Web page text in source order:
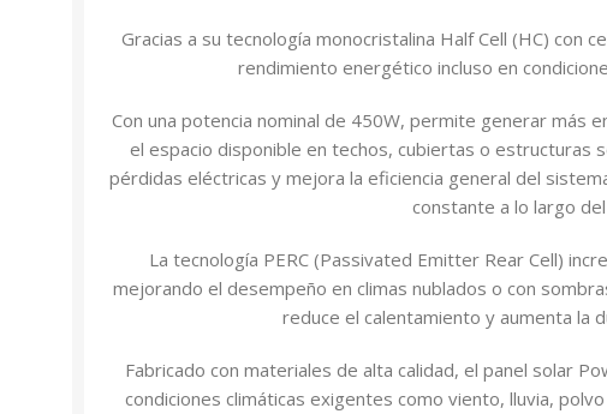
Gracias a su tecnología monocristalina Half Cell (HC) con
rendimiento energético incluso en
Con una potencia nominal de 450W, permite generar más
el espacio disponible en techos, cubiertas o estructuras
pérdidas eléctricas y mejora la eficiencia general del
constante a lo largo del
La tecnología PERC (Passivated Emitter Rear Cell)
mejorando el desempeño en climas nublados o con
reduce el calentamiento y aumenta la
Fabricado con materiales de alta calidad, el panel solar
condiciones climáticas exigentes como viento, lluvia,